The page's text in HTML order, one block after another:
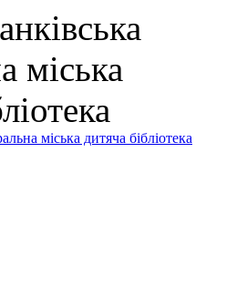
міська дитяча бібліотека